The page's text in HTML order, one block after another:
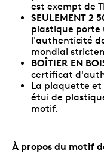
est exempt de
SEULEMENT 2
plastique porte
l'authenticité
mondial
BOÎTIER EN
certificat
La plaquette et
étui de
motif.
À propos du motif